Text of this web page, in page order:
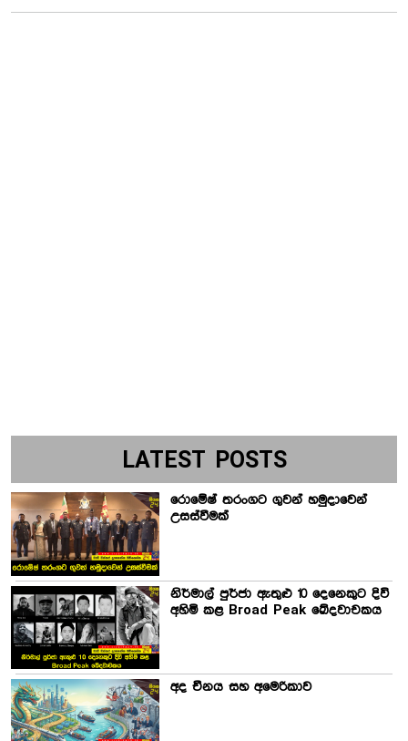
LATEST POSTS
රොමේෂ් තරංගට ගුවන් හමුදාවෙන්
උසස්වීමක්
නිර්මාල් පුර්ජා ඇතුළු 10 දෙනෙකුට දිවි
අහිමි කළ Broad Peak ඛේදවාචකය
අද චීනය සහ අමෙරිකාව